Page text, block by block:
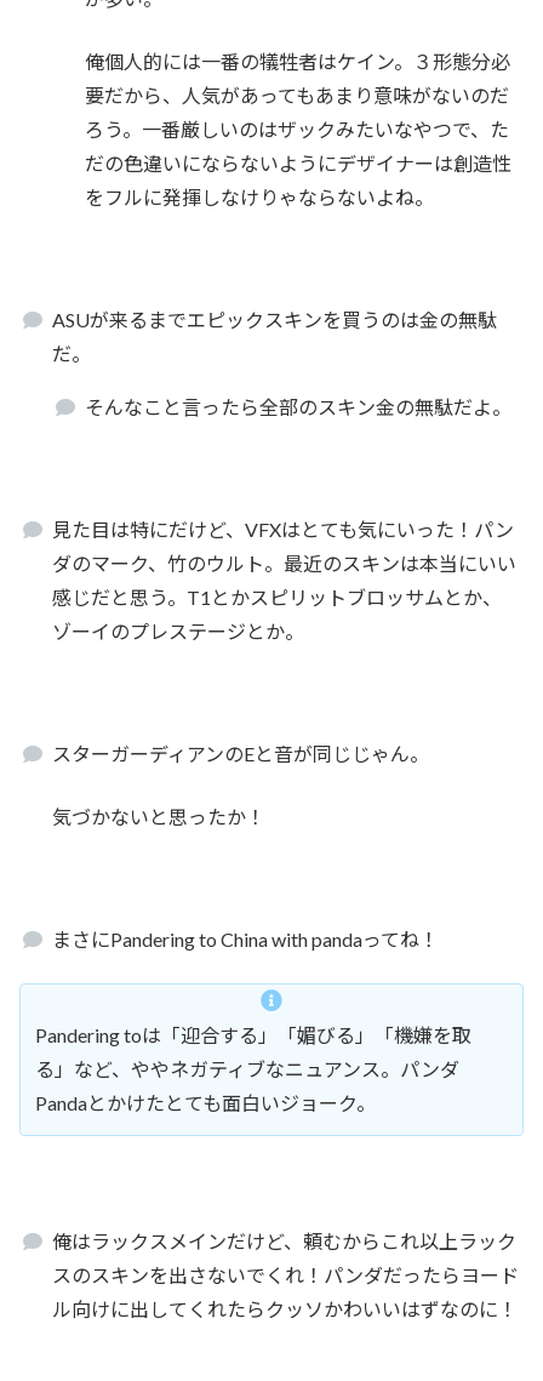
俺個人的には一番の犠牲者はケイン。３形態分必
要だから、人気があってもあまり意味がないのだ
ろう。一番厳しいのはザックみたいなやつで、た
だの色違いにならないようにデザイナーは創造性
をフルに発揮しなけりゃならないよね。
ASUが来るまでエピックスキンを買うのは金の無駄
だ。
そんなこと言ったら全部のスキン金の無駄だよ。
見た目は特にだけど、VFXはとても気にいった！パン
ダのマーク、竹のウルト。最近のスキンは本当にいい
感じだと思う。T1とかスピリットブロッサムとか、
ゾーイのプレステージとか。
スターガーディアンのEと音が同じじゃん。
気づかないと思ったか！
まさにPandering to China with pandaってね！
Pandering toは「迎合する」「媚びる」「機嫌を取
る」など、ややネガティブなニュアンス。パンダ
Pandaとかけたとても面白いジョーク。
俺はラックスメインだけど、頼むからこれ以上ラック
スのスキンを出さないでくれ！パンダだったらヨード
ル向けに出してくれたらクッソかわいいはずなのに！